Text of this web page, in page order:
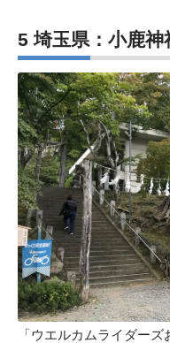
5 埼玉県：小鹿
「ウエルカムライダー